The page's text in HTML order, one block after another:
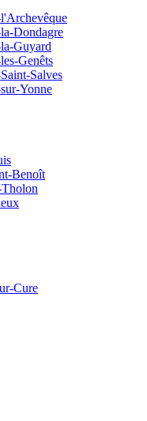
Dondagre
Guyard
Genêts
Salves
Yonne
Benoît
Cure